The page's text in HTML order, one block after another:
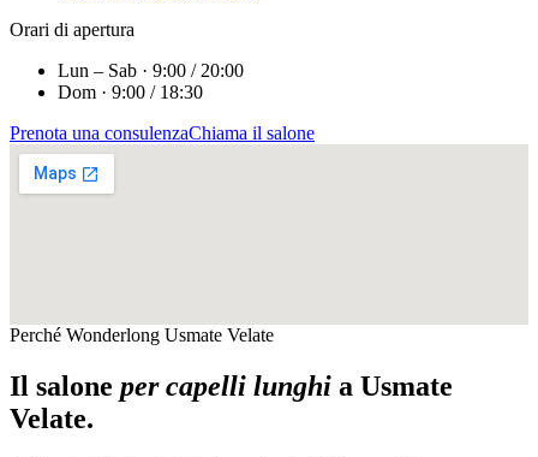
Orari di apertura
Lun – Sab · 9:00 / 20:00
Dom · 9:00 / 18:30
Prenota una consulenzaChiama il salone
Perché Wonderlong Usmate Velate
Il salone per capelli lunghi a Usmate
Velate.